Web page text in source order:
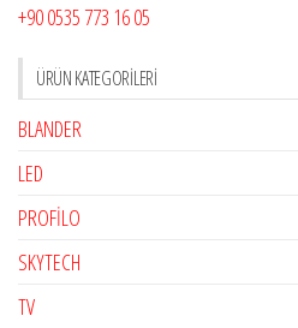
+90 0535 773 16 05
ÜRÜN KATEGORILERI
BLANDER
LED
PROFİLO
SKYTECH
TV